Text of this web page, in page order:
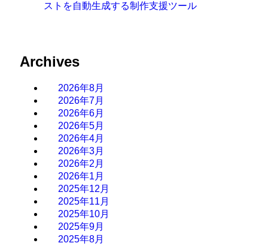
ストを自動生成する制作支援ツール
Archives
2026年8月
2026年7月
2026年6月
2026年5月
2026年4月
2026年3月
2026年2月
2026年1月
2025年12月
2025年11月
2025年10月
2025年9月
2025年8月